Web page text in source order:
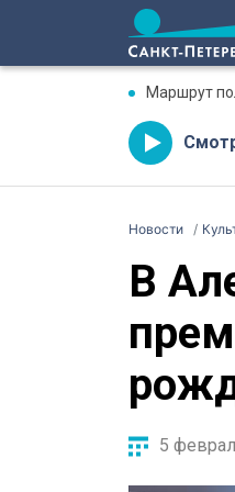
Маршрут
Новости
В
5